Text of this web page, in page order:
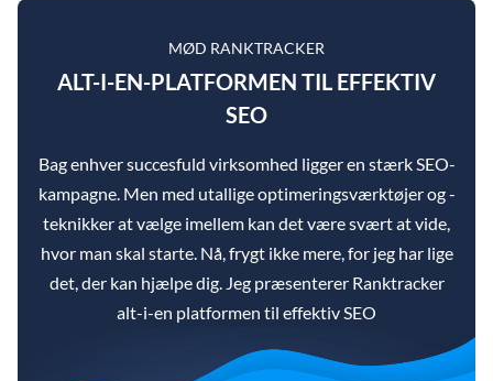
MØD RANKTRACKER
ALT-I-EN-PLATFORMEN TIL EFFEKTIV
SEO
Bag enhver succesfuld virksomhed ligger en stærk SEO-
kampagne. Men med utallige optimeringsværktøjer og -
teknikker at vælge imellem kan det være svært at vide,
hvor man skal starte. Nå, frygt ikke mere, for jeg har lige
det, der kan hjælpe dig. Jeg præsenterer Ranktracker
alt-i-en platformen til effektiv SEO